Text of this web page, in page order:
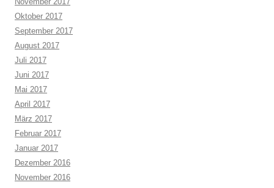
Oktober 2017
September 2017
August 2017
Juli 2017
Juni 2017
Mai 2017
April 2017
März 2017
Februar 2017
Januar 2017
Dezember 2016
November 2016